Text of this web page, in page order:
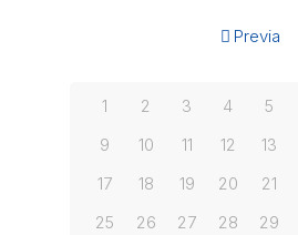
Previa
1 2 3 4 5
9
10 11 12 13
17
18 19 20 21
25
26 27 28 29